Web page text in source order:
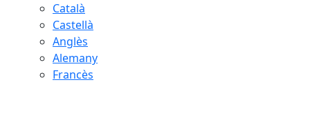
Català
Castellà
Anglès
Alemany
Francès